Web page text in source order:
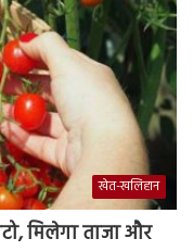
खेत-खलिहान
मिलेगा ताजा और